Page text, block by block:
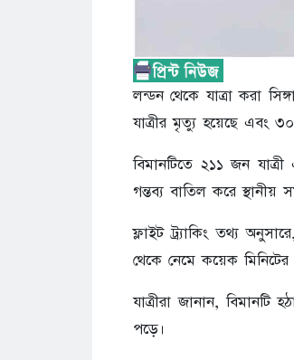
লন্ডন থেকে যাত্রা করা
যাত্রীর মৃত্যু হয়েছে এবং
বিমানটিতে ২১১ জন
গন্তব্য বাতিল করে
ফ্লাইট ট্র্যাকিং তথ্য
থেকে নেমে কয়েক
যাত্রীরা জানান,
পড়ে।